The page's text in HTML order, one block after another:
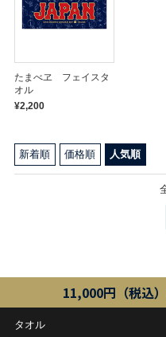
たまべヱ フェイスタ
オル
¥2,200
新着順 価格順 人気順
11,000円（税込
タオル